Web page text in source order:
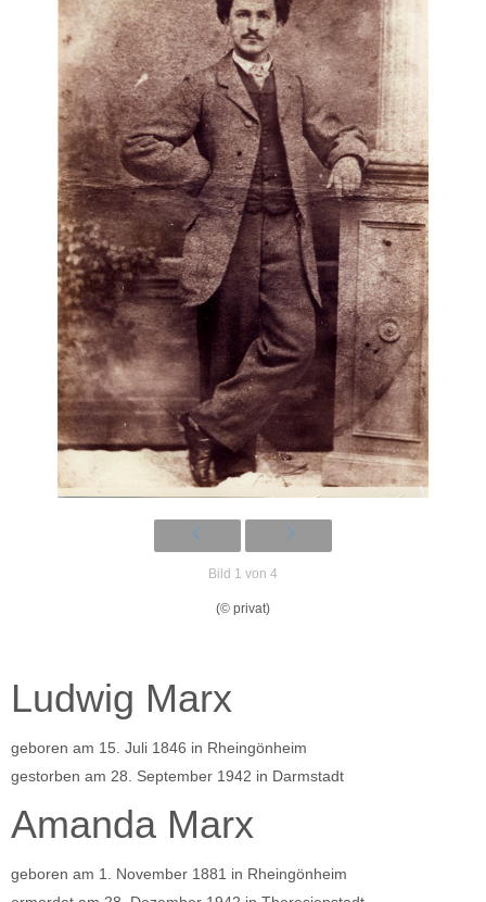
Bild 1 von 4
(© privat)
Ludwig Marx
geboren am 15. Juli 1846 in Rheingönheim
gestorben am 28. September 1942 in Darmstadt
Amanda Marx
geboren am 1. November 1881 in Rheingönheim